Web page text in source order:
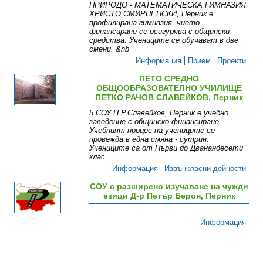
ПРИРОДО - МАТЕМАТИЧЕСКА ГИМНАЗИЯ
ХРИСТО СМИРНЕНСКИ, Перник е
профилирана гимназия, чието
финансиране се осигурява с общински
средства. Учениците се обучават в две
смени. &nb
Информация
Прием Проекти
ПЕТО СРЕДНО
ОБЩООБРАЗОВАТЕЛНО УЧИЛИЩЕ
ПЕТКО РАЧОВ СЛАВЕЙКОВ, Перник
5 СОУ П.Р.Славейков, Перник е учебно
заведение с общинско финансиране.
Учебният процес на учениците се
провежда в една смяна - сутрин.
Учениците са от Първи до Дванандесети
клас.
Информация
Извънкласни дейности
СОУ с разширено изучаване на чужди
езици Д-р Петър Берон, Перник
Информация